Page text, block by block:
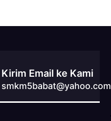
Kirim Email ke Kami
smkm5babat@yahoo.com